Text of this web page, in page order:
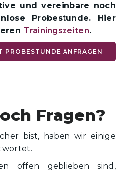
und vereinbare noch
Probestunde. Hier
Trainingszeiten.
PROBESTUNDE ANFRAGEN
Fragen?
bist, haben wir einige
offen geblieben sind,